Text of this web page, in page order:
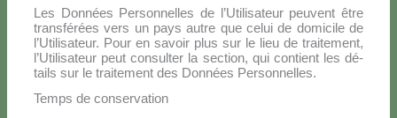
Les Don­nées Per­son­nel­les de l’Utilisateur peu­vent être
tran­sfé­rées vers un pays au­tre que ce­lui de do­mi­ci­le de
l’Utilisateur. Pour en sa­voir plus sur le lieu de trai­te­ment,
l’Utilisateur peut con­sul­ter la sec­tion, qui con­tient les dé­
tails sur le trai­te­ment des Don­nées Per­son­nel­les.
Temps de conservation